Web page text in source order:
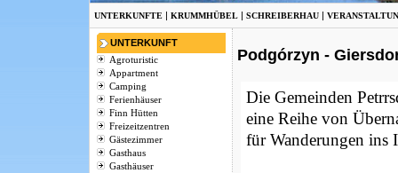
UNTERKUNFTE | KRUMMHÜBEL | SCHREIBERHAU |
UNTERKUNFT
Agroturistic
Appartment
Camping
Ferienhäuser
Finn Hütten
Freizeitzentren
Gästezimmer
Gasthaus
Gasthäuser
Podgórzyn -
Die Gemeinden
eine Reihe von
für Wanderungen ins